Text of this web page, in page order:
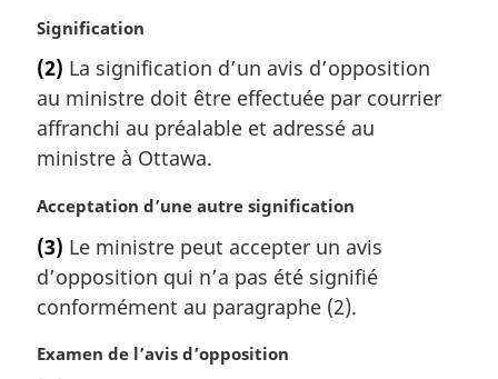
N
t
e
m
a
g
n
a
e
:
Signification
(2) La signification d’un avis d’opposition
au ministre doit être effectuée par courrier
affranchi au préalable et adressé au
ministre à Ottawa.
N
t
e
m
r
Acceptation d’une autre signification
(3) Le ministre peut accepter un avis
d’opposition qui n’a pas été signifié
conformément au paragraphe (2).
N
Examen de l’avis d’opposition